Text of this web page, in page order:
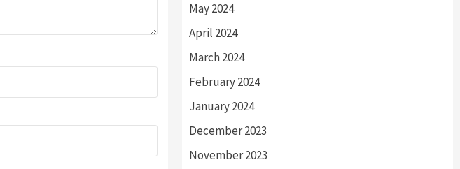
May 2024
April 2024
March 2024
February 2024
January 2024
December 2023
November 2023